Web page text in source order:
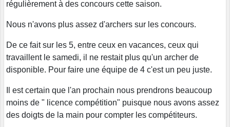
régulièrement à des concours cette saison.
Nous n'avons plus assez d'archers sur les concours.
De ce fait sur les 5, entre ceux en vacances, ceux qui
travaillent le samedi, il ne restait plus qu'un archer de
disponible. Pour faire une équipe de 4 c'est un peu juste.
Il est certain que l'an prochain nous prendrons beaucoup
moins de " licence compétition" puisque nous avons assez
des doigts de la main pour compter les compétiteurs.